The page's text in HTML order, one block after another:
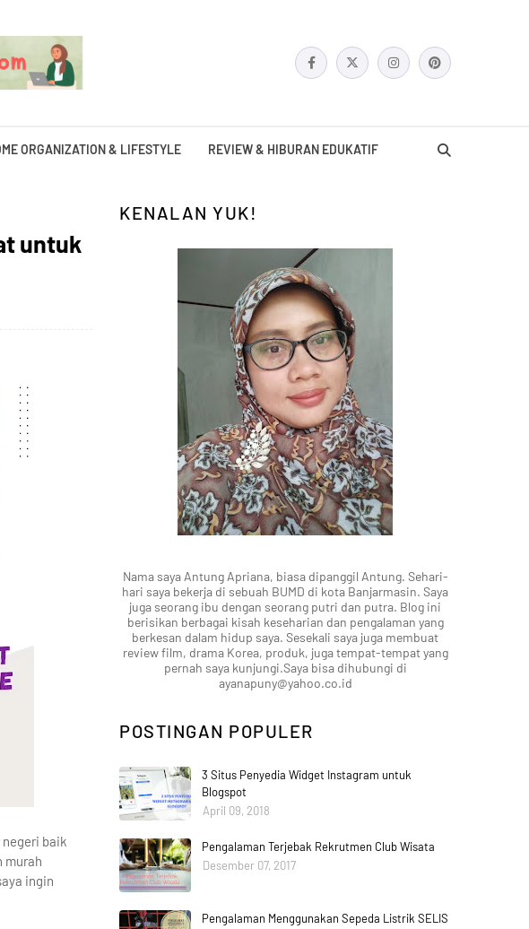
ORGANIZATION & LIFESTYLE REVIEW & HIBURAN EDUKATIF
untuk
baik
murah
ingin
KENALAN YUK!
Nama saya Antung Apriana, biasa dipanggil Antung. Sehari-
hari saya bekerja di sebuah BUMD di kota Banjarmasin. Saya
juga seorang ibu dengan seorang putri dan putra. Blog ini
berisikan berbagai kisah keseharian dan pengalaman yang
berkesan dalam hidup saya. Sesekali saya juga membuat
review film, drama Korea, produk, juga tempat-tempat yang
pernah saya kunjungi.Saya bisa dihubungi di
ayanapuny@yahoo.co.id
POSTINGAN POPULER
3 Situs Penyedia Widget Instagram untuk
Blogspot
April 09, 2018
Pengalaman Terjebak Rekrutmen Club Wisata
Desember 07, 2017
Pengalaman Menggunakan Sepeda Listrik SELIS